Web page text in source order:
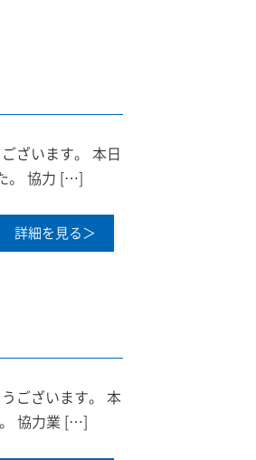
ざいます。 本日
。 協力 […]
詳細を見る＞
ございます。 本
協力業 […]